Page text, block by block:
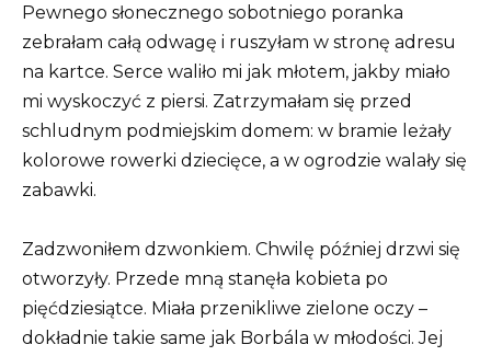
Pewnego słonecznego sobotniego poranka
zebrałam całą odwagę i ruszyłam w stronę adresu
na kartce. Serce waliło mi jak młotem, jakby miało
mi wyskoczyć z piersi. Zatrzymałam się przed
schludnym podmiejskim domem: w bramie leżały
kolorowe rowerki dziecięce, a w ogrodzie walały się
zabawki.
Zadzwoniłem dzwonkiem. Chwilę później drzwi się
otworzyły. Przede mną stanęła kobieta po
pięćdziesiątce. Miała przenikliwe zielone oczy –
dokładnie takie same jak Borbála w młodości. Jej